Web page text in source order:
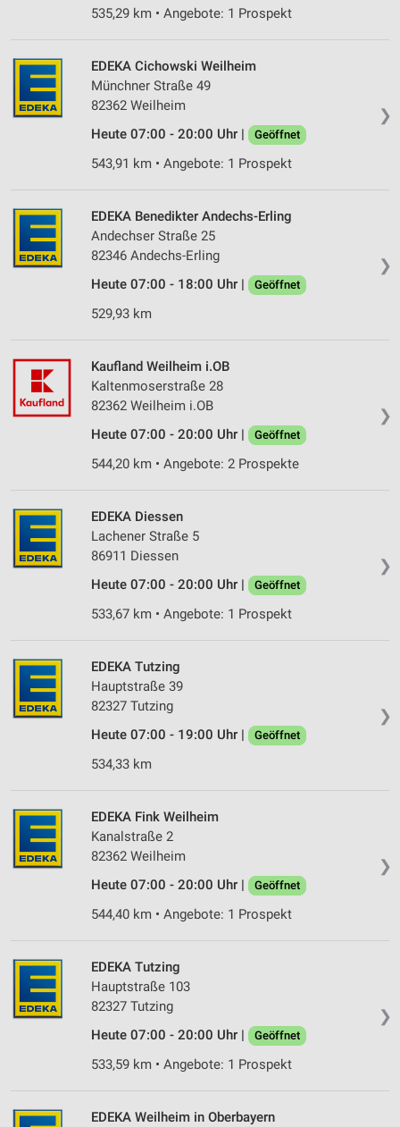
535,29 km • Angebote: 1 Prospekt
❯
EDEKA Cichowski Weilheim
Münchner Straße 49
82362 Weilheim
Heute 07:00 - 20:00 Uhr |
Geöffnet
543,91 km • Angebote: 1 Prospekt
❯
EDEKA Benedikter Andechs-Erling
Andechser Straße 25
82346 Andechs-Erling
Heute 07:00 - 18:00 Uhr |
Geöffnet
529,93 km
❯
Kaufland Weilheim i.OB
Kaltenmoserstraße 28
82362 Weilheim i.OB
Heute 07:00 - 20:00 Uhr |
Geöffnet
544,20 km • Angebote: 2 Prospekte
❯
EDEKA Diessen
Lachener Straße 5
86911 Diessen
Heute 07:00 - 20:00 Uhr |
Geöffnet
533,67 km • Angebote: 1 Prospekt
❯
EDEKA Tutzing
Hauptstraße 39
82327 Tutzing
Heute 07:00 - 19:00 Uhr |
Geöffnet
534,33 km
❯
EDEKA Fink Weilheim
Kanalstraße 2
82362 Weilheim
Heute 07:00 - 20:00 Uhr |
Geöffnet
544,40 km • Angebote: 1 Prospekt
❯
EDEKA Tutzing
Hauptstraße 103
82327 Tutzing
Heute 07:00 - 20:00 Uhr |
Geöffnet
533,59 km • Angebote: 1 Prospekt
EDEKA Weilheim in Oberbayern